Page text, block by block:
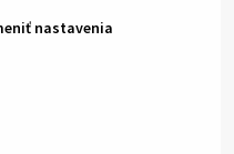
nastavenia